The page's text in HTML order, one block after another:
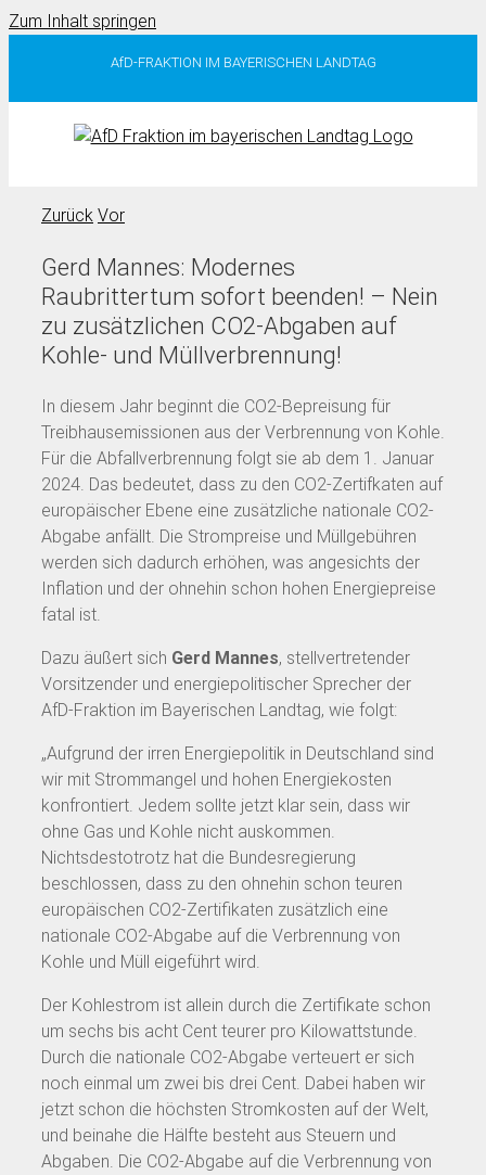
Zum Inhalt springen
AfD-FRAKTION IM BAYERISCHEN LANDTAG
Zurück Vor
Gerd Mannes: Modernes
Raubrittertum sofort beenden! – Nein
zu zusätzlichen CO2-Abgaben auf
Kohle- und Müllverbrennung!
In diesem Jahr beginnt die CO2-Bepreisung für
Treibhausemissionen aus der Verbrennung von Kohle.
Für die Abfallverbrennung folgt sie ab dem 1. Januar
2024. Das bedeutet, dass zu den CO2-Zertifkaten auf
europäischer Ebene eine zusätzliche nationale CO2-
Abgabe anfällt. Die Strompreise und Müllgebühren
werden sich dadurch erhöhen, was angesichts der
Inflation und der ohnehin schon hohen Energiepreise
fatal ist.
Dazu äußert sich Gerd Mannes, stellvertretender
Vorsitzender und energiepolitischer Sprecher der
AfD-Fraktion im Bayerischen Landtag, wie folgt:
„Aufgrund der irren Energiepolitik in Deutschland sind
wir mit Strommangel und hohen Energiekosten
konfrontiert. Jedem sollte jetzt klar sein, dass wir
ohne Gas und Kohle nicht auskommen.
Nichtsdestotrotz hat die Bundesregierung
beschlossen, dass zu den ohnehin schon teuren
europäischen CO2-Zertifikaten zusätzlich eine
nationale CO2-Abgabe auf die Verbrennung von
Kohle und Müll eigeführt wird.
Der Kohlestrom ist allein durch die Zertifikate schon
um sechs bis acht Cent teurer pro Kilowattstunde.
Durch die nationale CO2-Abgabe verteuert er sich
noch einmal um zwei bis drei Cent. Dabei haben wir
jetzt schon die höchsten Stromkosten auf der Welt,
und beinahe die Hälfte besteht aus Steuern und
Abgaben. Die CO2-Abgabe auf die Verbrennung von